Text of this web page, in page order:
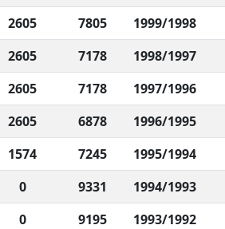
1999/1998
7805
2605
1998/1997
7178
2605
1997/1996
7178
2605
1996/1995
6878
2605
1995/1994
7245
1574
1994/1993
9331
0
1993/1992
9195
0